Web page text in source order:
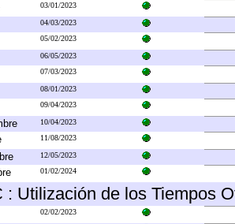
03/01/2023
04/03/2023
05/02/2023
06/05/2023
07/03/2023
08/01/2023
09/04/2023
10/04/2023
11/08/2023
12/05/2023
01/02/2024
: Utilización de los Tiempos
02/02/2023